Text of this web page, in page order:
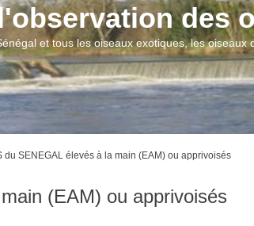
des
et tous les oiseaux exotiques, les
du SENEGAL élevés à la main (EAM) ou apprivoisés
(EAM) ou apprivoisés